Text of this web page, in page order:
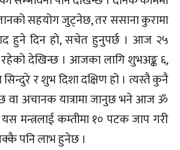
सहयोग जुट्नेछ, तर ससाना कुरामा
हुने दिन हो, सचेत हुनुपर्छ । आज २५
रहेको देखिन्छ । आजका लागि शुभअङ्क ६,
र शुभ दिशा दक्षिण हो । त्यस्तै कुनै
वा अचानक यात्रामा जानुछ भने आज ॐ
यस मन्त्रलाई कम्तीमा १० पटक जाप गरी
पक्कै पनि लाभ हुनेछ ।